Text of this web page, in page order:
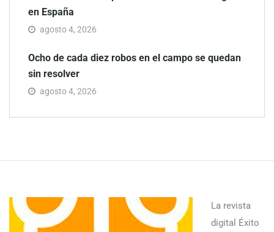
en España
agosto 4, 2026
Ocho de cada diez robos en el campo se quedan
sin resolver
agosto 4, 2026
La revista
digital Éxito